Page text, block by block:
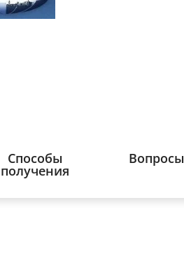
Способы
получения
Вопросы